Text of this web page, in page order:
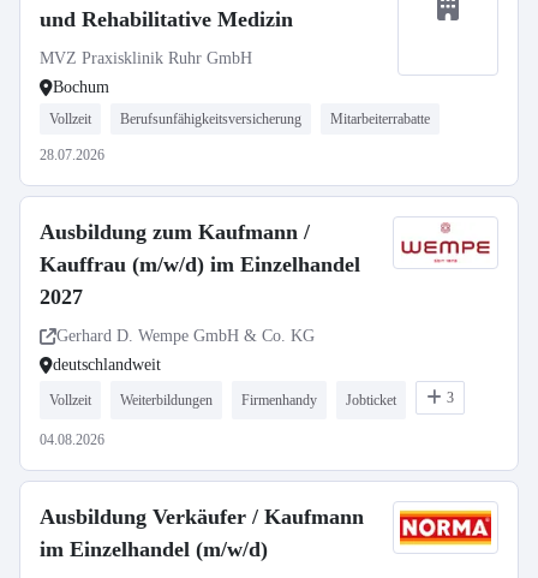
und Rehabilitative Medizin
MVZ Praxisklinik Ruhr GmbH
Bochum
Vollzeit Berufsunfähigkeitsversicherung Mitarbeiterrabatte
28.07.2026
Ausbildung zum Kaufmann /
Kauffrau (m/w/d) im Einzelhandel
2027
Gerhard D. Wempe GmbH & Co. KG
deutschlandweit
Vollzeit Weiterbildungen Firmenhandy Jobticket 3
04.08.2026
Ausbildung Verkäufer / Kaufmann
im Einzelhandel (m/w/d)